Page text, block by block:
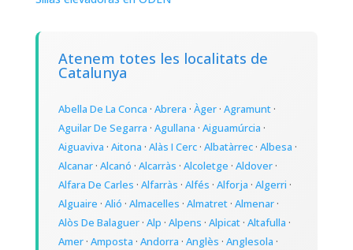
Atenem totes les localitats de
Catalunya
Abella De La Conca · Abrera · Àger· Agramunt·
Aguilar De Segarra · Agullana · Aiguamúrcia ·
Aiguaviva · Aitona · Alàs I Cerc· Albatàrrec· Albesa ·
Alcanar· Alcanó · Alcarràs · Alcoletge · Aldover·
Alfara De Carles · Alfarràs · Alfés · Alforja · Algerri ·
Alguaire · Alió · Almacelles · Almatret· Almenar·
Alòs De Balaguer· Alp · Alpens · Alpicat· Altafulla ·
Amer· Amposta · Andorra · Anglès · Anglesola ·